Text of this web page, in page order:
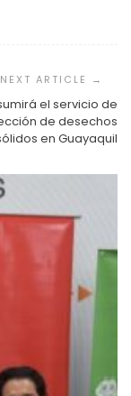
el servicio de
de desechos
en Guayaquil